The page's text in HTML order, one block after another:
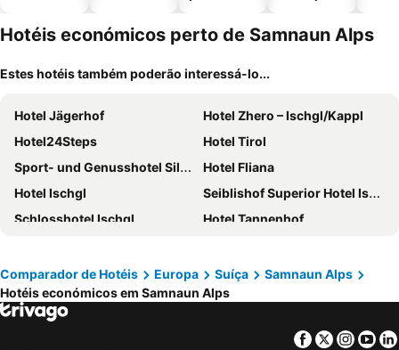
Hotéis económicos perto de Samnaun Alps
Estes hotéis também poderão interessá-lo...
Hotel Jägerhof
Hotel Zhero – Ischgl/Kappl
Hotel24Steps
Hotel Tirol
Sport- und Genusshotel Silvretta
Hotel Fliana
Hotel Ischgl
Seiblishof Superior Hotel Ischgl
Schlosshotel Ischgl
Hotel Tannenhof
Hotel Zalwonder
Astellina hotel-apart
Hotel Mondin
Hotel Daniel
Hotel Brigitte
Comparador de Hotéis Europa Suíça
Samnaun Alps
Hotéis económicos em Samnaun Alps
Facebook
Twitter